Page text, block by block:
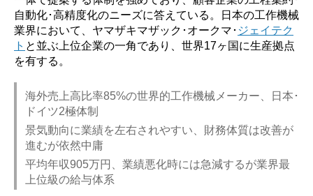
自動化･高精度化のニーズに答えている。日本の工作機械
業界において、ヤマザキマザック･オークマ･ ジェイテク
ト と並ぶ上位企業の一角であり、世界17ヶ国に生産拠点
を有する。
海外売上高比率85%の世界的工作機械メーカー、日本･
ドイツ2極体制
景気動向に業績を左右されやすい、財務体質は改善が
進むが依然中庸
平均年収905万円、業績悪化時には急減するが業界最
上位級の給与体系